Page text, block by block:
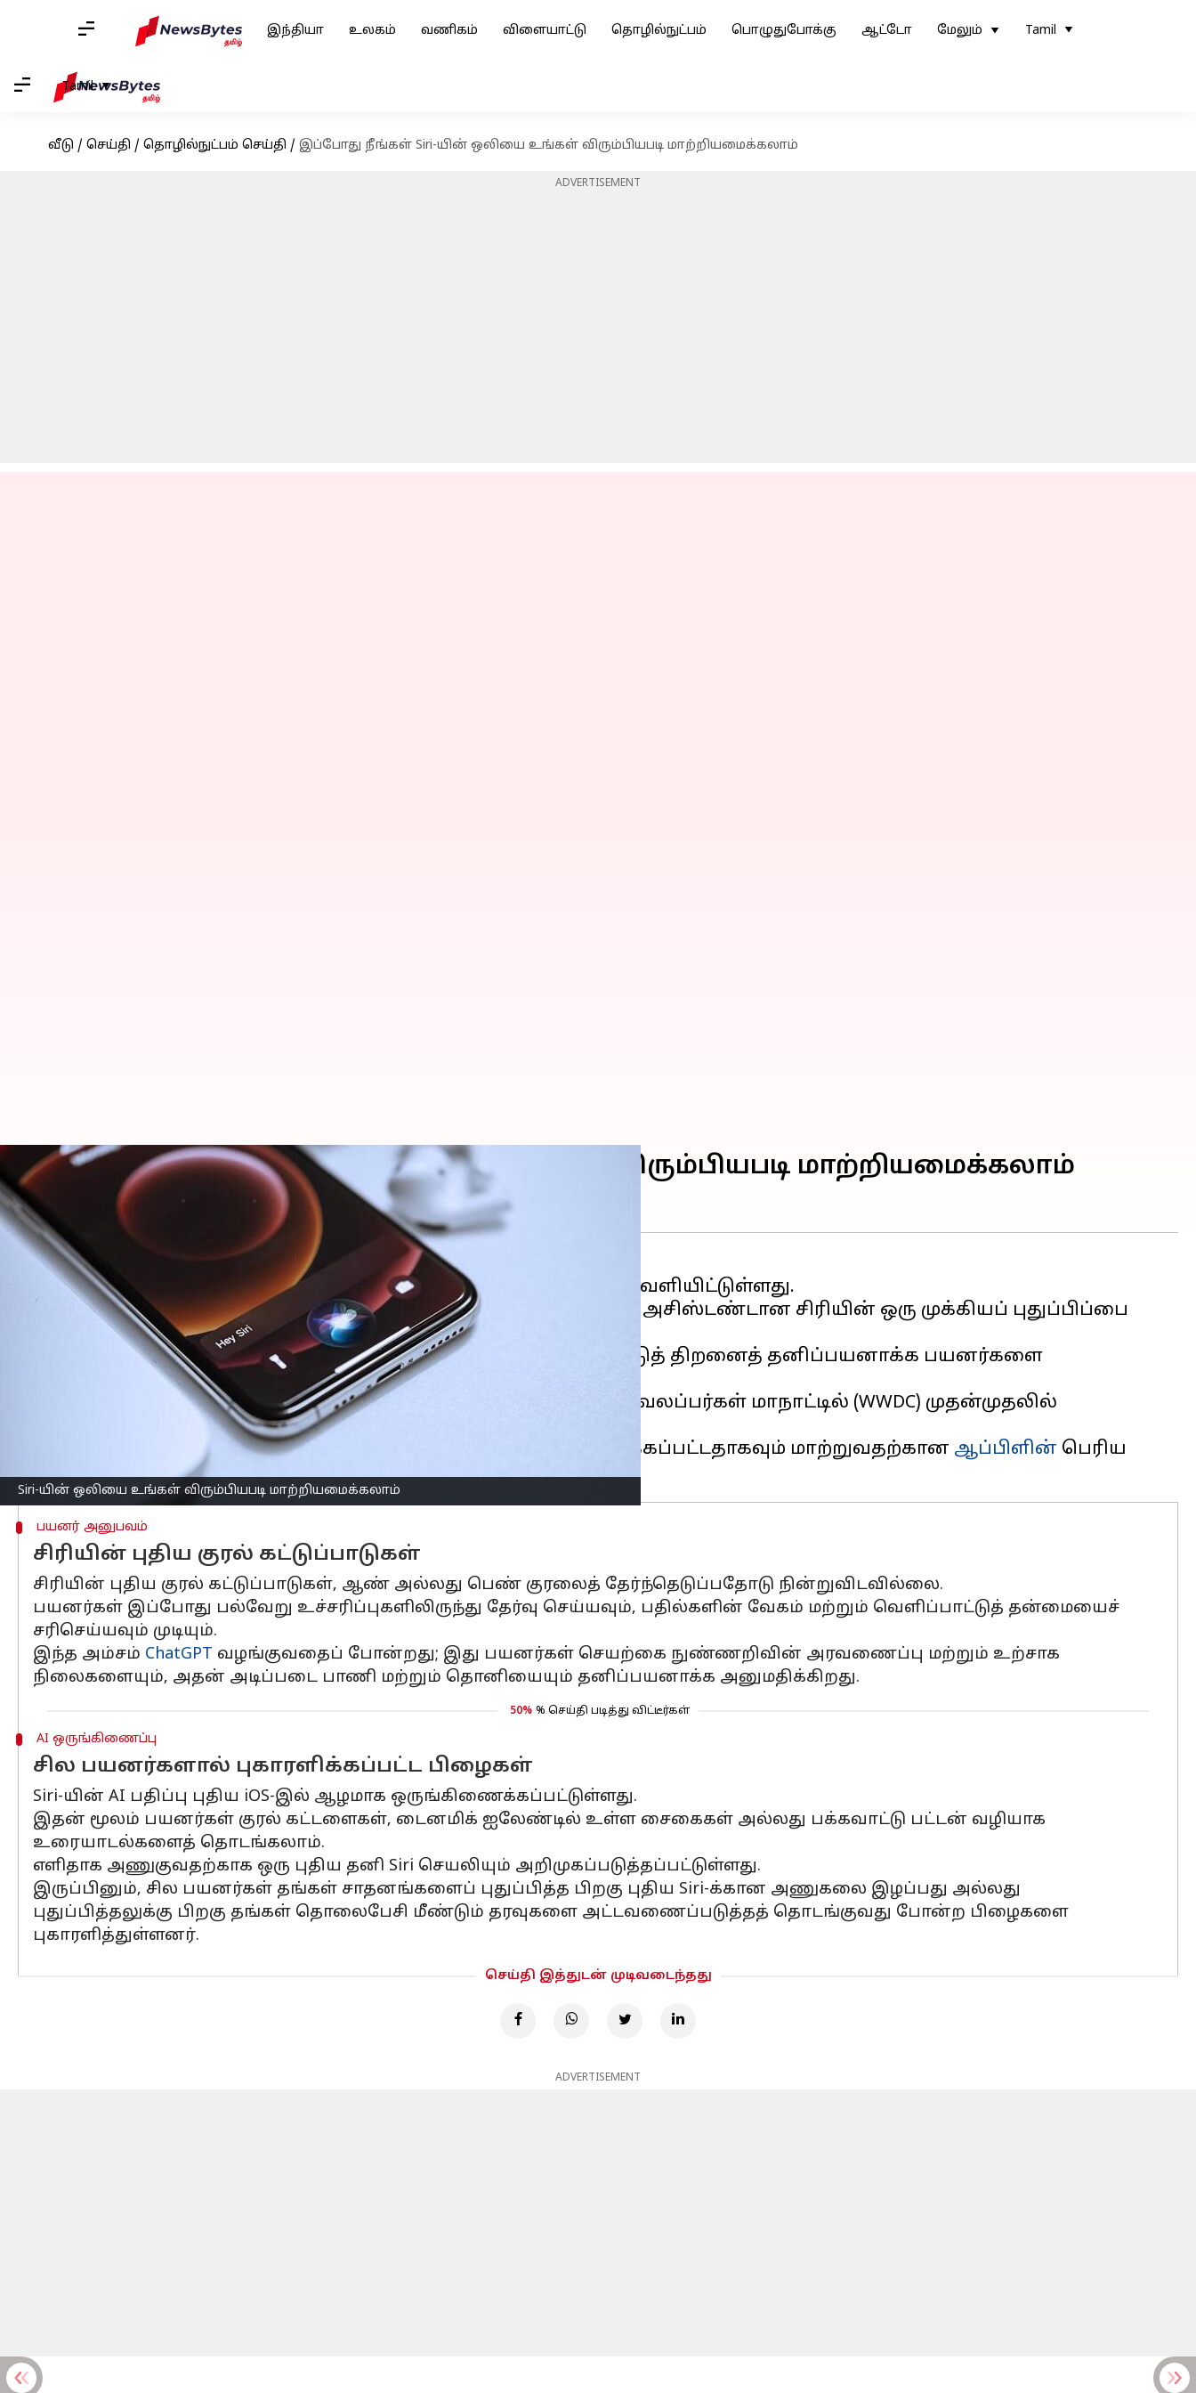
இந்தியா உலகம் வணிகம் விளையாட்டு தொழில்நுட்பம் பொழுதுபோக்கு ஆட்டோ மேலும் Tamil
Tamil
வீடு / செய்தி / தொழில்நுட்பம் செய்தி / இப்போது நீங்கள் Siri-யின் ஒலியை உங்கள் விரும்பியபடி மாற்றியமைக்கலாம்
ADVERTISEMENT
Siri-யின் ஒலியை உங்கள் விரும்பியபடி மாற்றியமைக்கலாம்
இப்போது நீங்கள் Siri-யின் ஒலியை உங்கள் விரும்பியபடி மாற்றியமைக்கலாம்
எழுதியவர் 03:19 pm
செய்தி முன்னோட்டம்
ஆப்பிள் நிறுவனம்
, iOS 27-இன் மூன்றாவது டெவலப்பர் பீட்டாவை வெளியிட்டுள்ளது.
இது, அதன்செயற்கை நுண்ணறிவு(AI) மூலம் இயங்கும் விர்ச்சுவல் அசிஸ்டண்டான சிரியின் ஒரு முக்கியப் புதுப்பிப்பை
அறிமுகப்படுத்துகிறது.
இந்தப் புதிய பதிப்பு, சிரியின் பேச்சின் வேகம் மற்றும் வெளிப்பாட்டுத் திறனைத் தனிப்பயனாக்க பயனர்களை
அனுமதிக்கிறது.
இந்த அம்சம் கடந்த மாதம் நடைபெற்ற ஆப்பிளின் உலகளாவிய டெவலப்பர்கள் மாநாட்டில் (WWDC) முதன்முதலில்
மேலும், சிரியை பயனர்களுக்கு மிகவும் எளிதாகவும் தனிப்பயனாக்கப்பட்டதாகவும் மாற்றுவதற்கான ஆப்பிளின் பெரிய
பயனர் அனுபவம்
சிரியின் புதிய குரல் கட்டுப்பாடுகள்
சிரியின் புதிய குரல் கட்டுப்பாடுகள், ஆண் அல்லது பெண் குரலைத் தேர்ந்தெடுப்பதோடு நின்றுவிடவில்லை.
பயனர்கள் இப்போது பல்வேறு உச்சரிப்புகளிலிருந்து தேர்வு செய்யவும், பதில்களின் வேகம் மற்றும் வெளிப்பாட்டுத் தன்மையைச்
சரிசெய்யவும் முடியும்.
இந்த அம்சம் ChatGPT வழங்குவதைப் போன்றது; இது பயனர்கள் செயற்கை நுண்ணறிவின் அரவணைப்பு மற்றும் உற்சாக
நிலைகளையும், அதன் அடிப்படை பாணி மற்றும் தொனியையும் தனிப்பயனாக்க அனுமதிக்கிறது.
50% % செய்தி படித்து விட்டீர்கள்
AI ஒருங்கிணைப்பு
சில பயனர்களால் புகாரளிக்கப்பட்ட பிழைகள்
Siri-யின் AI பதிப்பு புதிய iOS-இல் ஆழமாக ஒருங்கிணைக்கப்பட்டுள்ளது.
இதன் மூலம் பயனர்கள் குரல் கட்டளைகள், டைனமிக் ஐலேண்டில் உள்ள சைகைகள் அல்லது பக்கவாட்டு பட்டன் வழியாக
உரையாடல்களைத் தொடங்கலாம்.
எளிதாக அணுகுவதற்காக ஒரு புதிய தனி Siri செயலியும் அறிமுகப்படுத்தப்பட்டுள்ளது.
இருப்பினும், சில பயனர்கள் தங்கள் சாதனங்களைப் புதுப்பித்த பிறகு புதிய Siri-க்கான அணுகலை இழப்பது அல்லது
புதுப்பித்தலுக்கு பிறகு தங்கள் தொலைபேசி மீண்டும் தரவுகளை அட்டவணைப்படுத்தத் தொடங்குவது போன்ற பிழைகளை
புகாரளித்துள்ளனர்.
செய்தி இத்துடன் முடிவடைந்தது
ADVERTISEMENT